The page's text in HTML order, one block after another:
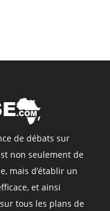
de débats sur
non seulement de
mais d’établir un
et ainsi
tous les plans de